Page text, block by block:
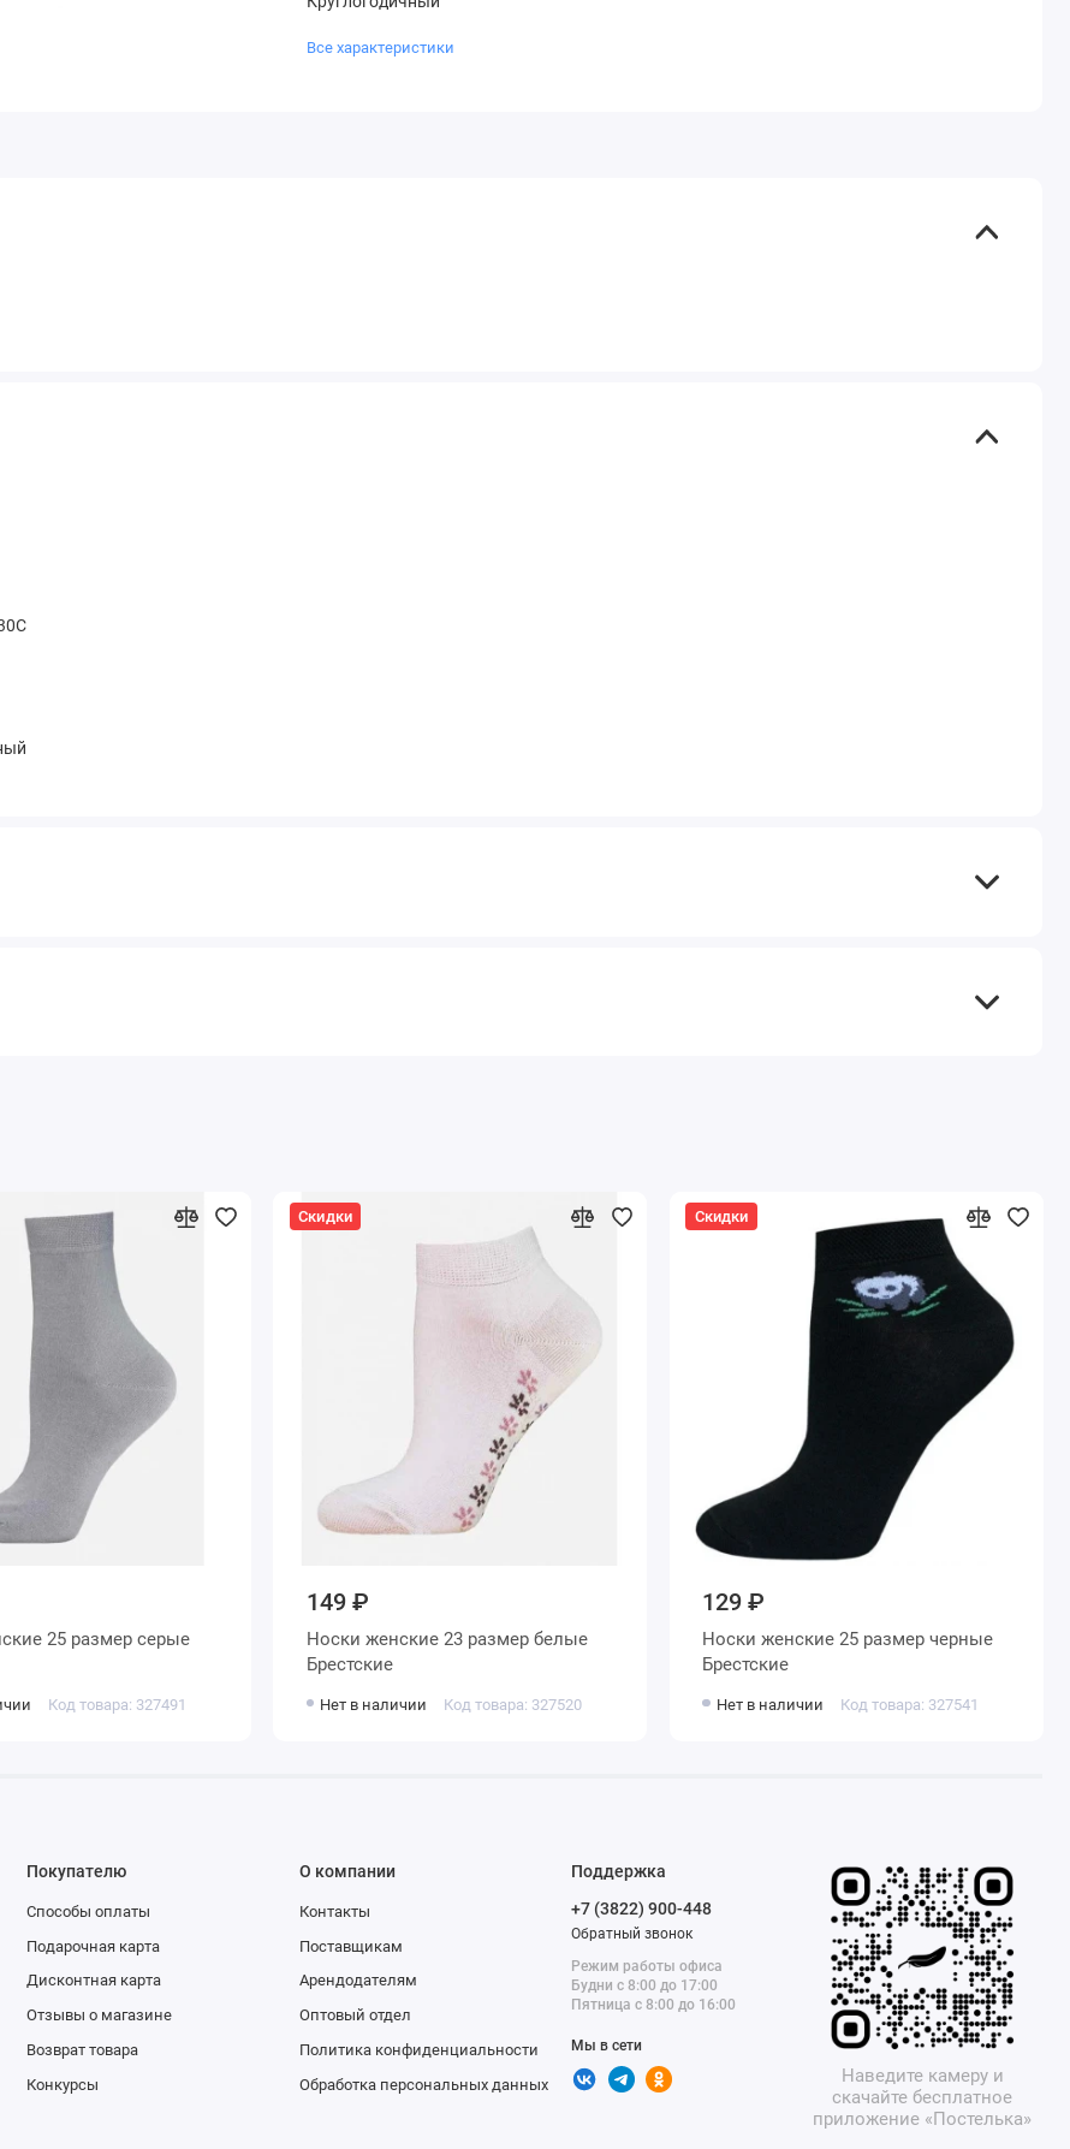
Все характеристики
Код товара: 327491
Скидки
149 ₽
Носки женские 23 размер белые
Брестские
Нет в наличии Код товара: 327520
Скидки
129 ₽
Носки женские 25 размер черные
Брестские
Нет в наличии Код товара: 327541
Покупателю
Способы оплаты
Подарочная карта
Дисконтная карта
Отзывы о магазине
Возврат товара
Конкурсы
О компании
Контакты
Поставщикам
Арендодателям
Оптовый отдел
Политика конфиденциальности
Обработка персональных данных
Поддержка
+7 (3822) 900-448
Обратный звонок
Режим работы офиса
Будни с 8:00 до 17:00
Пятница с 8:00 до 16:00
Мы в сети
Наведите камеру и
скачайте бесплатное
приложение «Постелька»